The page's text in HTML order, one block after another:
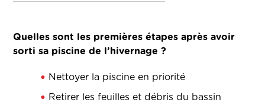
Quelles sont les premières étapes après avoir
sorti sa piscine de l’hivernage ?
Nettoyer la piscine en priorité
Retirer les feuilles et débris du bassin